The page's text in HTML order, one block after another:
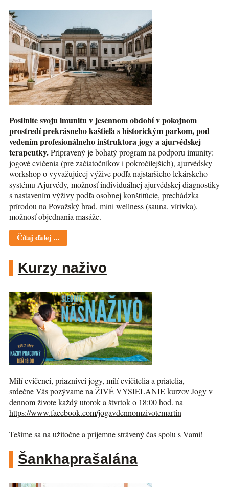
Posilnite svoju imunitu v jesennom období v pokojnom
prostredí prekrásneho kaštieľa s historickým parkom, pod
vedením profesionálneho inštruktora jogy a ajurvédskej
terapeutky.Pripravený je bohatý program na podporu imunity:
jogové cvičenia (pre začiatočníkov i pokročilejších), ajurvédsky
workshop o vyvažujúcej výžive podľa najstaršieho lekárskeho
systému Ajurvédy, možnosť individuálnej ajurvédskej diagnostiky
s nastavením výživy podľa osobnej konštitúcie, prechádzka
prírodou na Považský hrad, mini wellness (sauna, vírivka),
možnosť objednania masáže.
Čítaj ďalej ...
Kurzy naživo
Milí cvičenci, priaznivci jogy, milí cvičitelia a priatelia,
srdečne Vás pozývame na ŽIVÉ VYSIELANIE kurzov Jogy v
dennom živote každý utorok a štvrtok o 18:00 hod. na
https://www.facebook.com/jogavdennomzivotemartin
Tešíme sa na užitočne a príjemne strávený čas spolu s Vami!
Šankhaprašalána